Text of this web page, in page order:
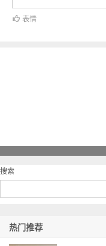
表情
搜索
热门推荐